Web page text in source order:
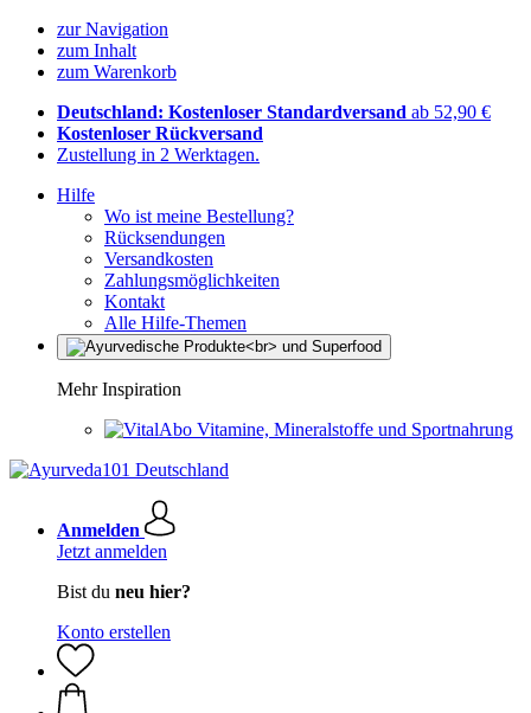
zur Navigation
zum Inhalt
zum Warenkorb
Deutschland: Kostenloser Standardversand ab 52,90 €
Kostenloser Rückversand
Zustellung in 2 Werktagen.
Hilfe
Wo ist meine Bestellung?
Rücksendungen
Versandkosten
Zahlungsmöglichkeiten
Kontakt
Alle Hilfe-Themen
Mehr Inspiration
Vitamine, Mineralstoffe und Sportnahrung
Anmelden
Jetzt anmelden
Bist du neu hier?
Konto erstellen